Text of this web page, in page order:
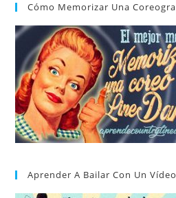
Cómo Memorizar Una
Aprender A Bailar Con Un